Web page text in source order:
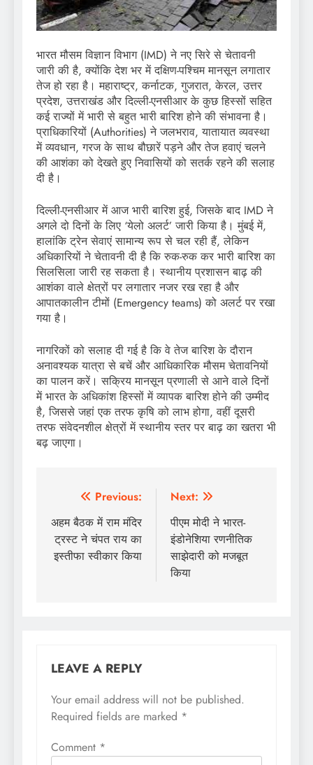
भारत मौसम विज्ञान विभाग (IMD) ने नए सिरे से चेतावनी
जारी की है, क्योंकि देश भर में दक्षिण-पश्चिम मानसून लगातार
तेज हो रहा है। महाराष्ट्र, कर्नाटक, गुजरात, केरल, उत्तर
प्रदेश, उत्तराखंड और दिल्ली-एनसीआर के कुछ हिस्सों सहित
कई राज्यों में भारी से बहुत भारी बारिश होने की संभावना है।
प्राधिकारियों (Authorities) ने जलभराव, यातायात व्यवस्था
में व्यवधान, गरज के साथ बौछारें पड़ने और तेज हवाएं चलने
की आशंका को देखते हुए निवासियों को सतर्क रहने की सलाह
दी है।
दिल्ली-एनसीआर में आज भारी बारिश हुई, जिसके बाद IMD ने
अगले दो दिनों के लिए ‘येलो अलर्ट’ जारी किया है। मुंबई में,
हालांकि ट्रेन सेवाएं सामान्य रूप से चल रही हैं, लेकिन
अधिकारियों ने चेतावनी दी है कि रुक-रुक कर भारी बारिश का
सिलसिला जारी रह सकता है। स्थानीय प्रशासन बाढ़ की
आशंका वाले क्षेत्रों पर लगातार नजर रख रहा है और
आपातकालीन टीमों (Emergency teams) को अलर्ट पर रखा
गया है।
नागरिकों को सलाह दी गई है कि वे तेज बारिश के दौरान
अनावश्यक यात्रा से बचें और आधिकारिक मौसम चेतावनियों
का पालन करें। सक्रिय मानसून प्रणाली से आने वाले दिनों
में भारत के अधिकांश हिस्सों में व्यापक बारिश होने की उम्मीद
है, जिससे जहां एक तरफ कृषि को लाभ होगा, वहीं दूसरी
तरफ संवेदनशील क्षेत्रों में स्थानीय स्तर पर बाढ़ का खतरा भी
बढ़ जाएगा।
Post
navigation
Previous:
अहम बैठक में राम मंदिर
ट्रस्ट ने चंपत राय का
इस्तीफा स्वीकार किया
Next:
पीएम मोदी ने भारत-
इंडोनेशिया रणनीतिक
साझेदारी को मजबूत
किया
LEAVE A REPLY
Your email address will not be published.
Required fields are marked *
Comment *